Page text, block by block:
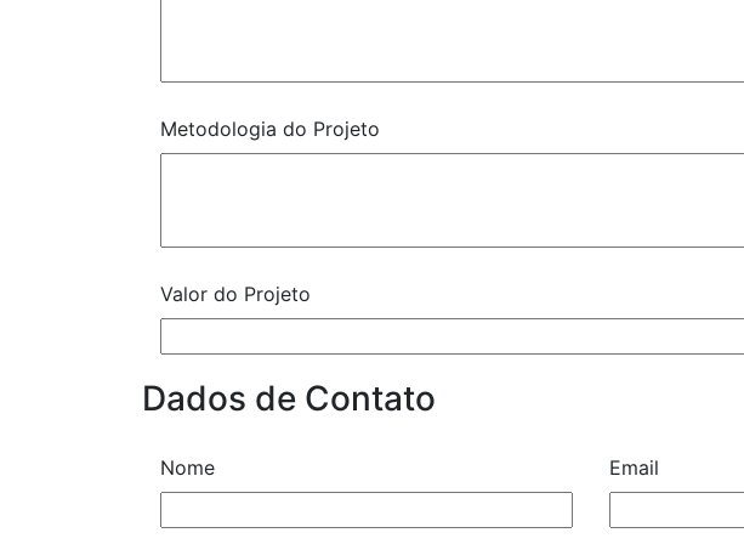
Metodologia do Projeto
Valor do Projeto
Dados de Contato
Nome Email